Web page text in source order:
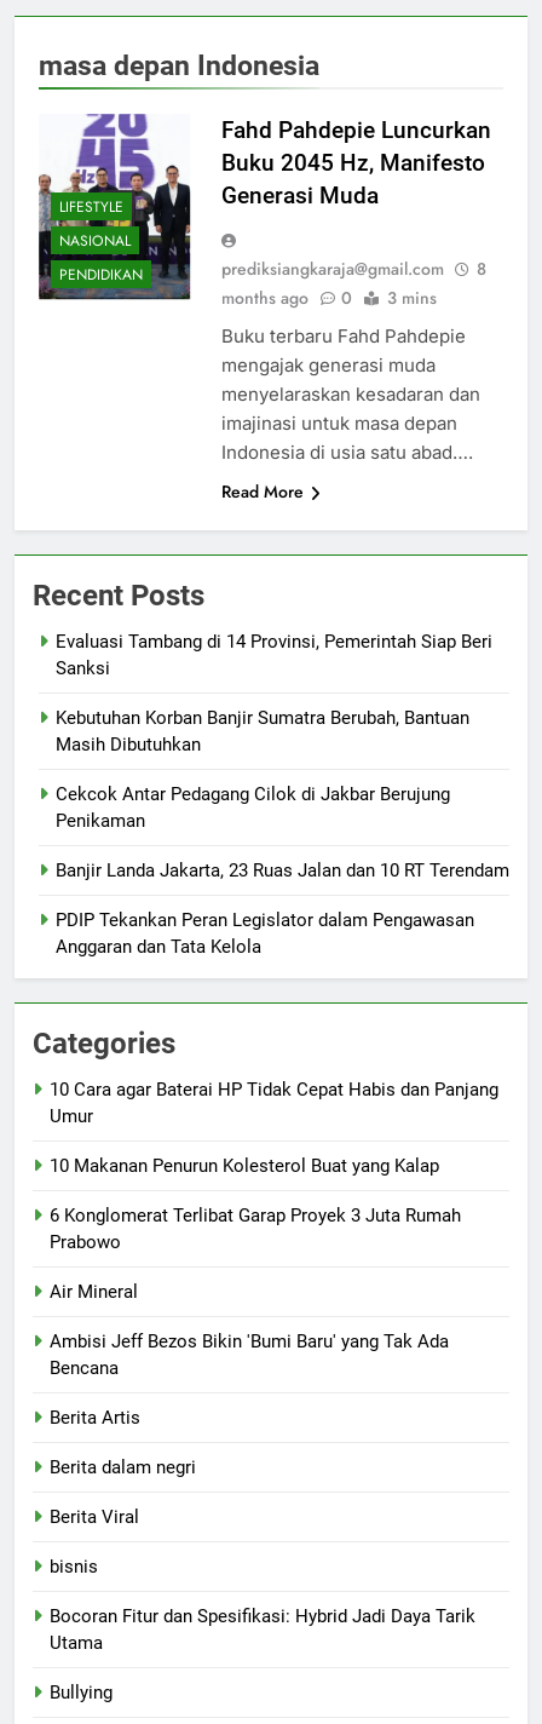
masa depan Indonesia
LIFESTYLE
NASIONAL
PENDIDIKAN
Fahd Pahdepie Luncurkan
Buku 2045 Hz, Manifesto
Generasi Muda
prediksiangkaraja@gmail.com
8
months ago
0 3 mins
Buku terbaru Fahd Pahdepie
mengajak generasi muda
menyelaraskan kesadaran dan
imajinasi untuk masa depan
Indonesia di usia satu abad….
Read More
Recent Posts
Evaluasi Tambang di 14 Provinsi, Pemerintah Siap Beri
Sanksi
Kebutuhan Korban Banjir Sumatra Berubah, Bantuan
Masih Dibutuhkan
Cekcok Antar Pedagang Cilok di Jakbar Berujung
Penikaman
Banjir Landa Jakarta, 23 Ruas Jalan dan 10 RT Terendam
PDIP Tekankan Peran Legislator dalam Pengawasan
Anggaran dan Tata Kelola
Categories
10 Cara agar Baterai HP Tidak Cepat Habis dan Panjang
Umur
10 Makanan Penurun Kolesterol Buat yang Kalap
6 Konglomerat Terlibat Garap Proyek 3 Juta Rumah
Prabowo
Air Mineral
Ambisi Jeff Bezos Bikin 'Bumi Baru' yang Tak Ada
Bencana
Berita Artis
Berita dalam negri
Berita Viral
bisnis
Bocoran Fitur dan Spesifikasi: Hybrid Jadi Daya Tarik
Utama
Bullying